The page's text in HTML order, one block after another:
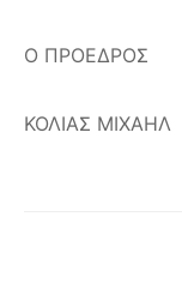
Ο ΠΡΟΕΔΡΟΣ
ΚΟΛΙΑΣ ΜΙΧΑΗΛ